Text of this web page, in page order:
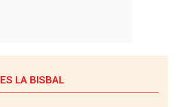
LA BISBAL